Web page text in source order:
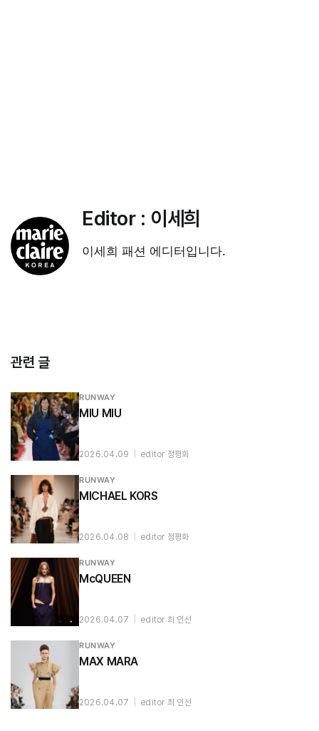
Editor : 이세희
이세희 패션 에디터입니다.
관련 글
RUNWAY
MIU MIU
2026.04.09 editor 정평화
RUNWAY
MICHAEL KORS
2026.04.08 editor 정평화
RUNWAY
McQUEEN
2026.04.07 editor 최 인선
RUNWAY
MAX MARA
2026.04.07 editor 최 인선